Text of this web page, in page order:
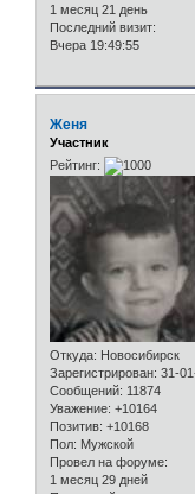
1 месяц 21 день
Последний визит:
Вчера 19:49:55
Женя
Участник
Рейтинг:
Откуда: Новосибирск
Зарегистрирован: 31-
Сообщений: 11874
Уважение: +10164
Позитив: +10168
Пол: Мужской
Провел на форуме:
1 месяц 29 дней